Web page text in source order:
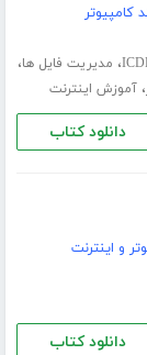
کامپیوتر
، مدیریت فایل ها،
،آموزش اینترنت
دانلود کتاب
و اینترنت
دانلود کتاب